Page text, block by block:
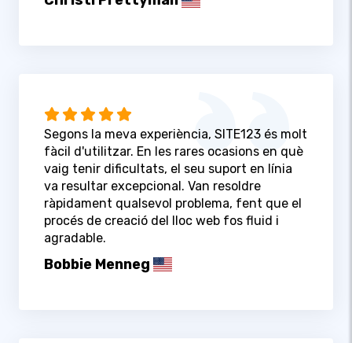
Segons la meva experiència, SITE123 és molt
fàcil d'utilitzar. En les rares ocasions en què
vaig tenir dificultats, el seu suport en línia
va resultar excepcional. Van resoldre
ràpidament qualsevol problema, fent que el
procés de creació del lloc web fos fluid i
agradable.
Bobbie Menneg